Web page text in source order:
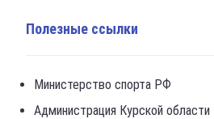
Полезные ссылки
Министерство спорта РФ
Администрация Курской области